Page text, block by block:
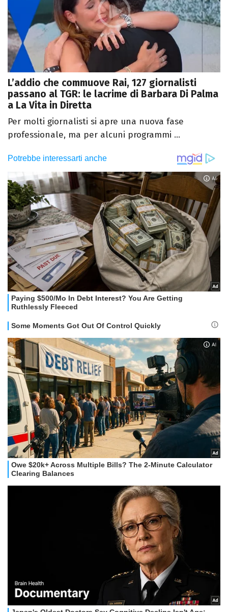
L’addio che commuove Rai, 127 giornalisti
passano al TGR: le lacrime di Barbara Di Palma
a La Vita in Diretta
Per molti giornalisti si apre una nuova fase
professionale, ma per alcuni programmi ...